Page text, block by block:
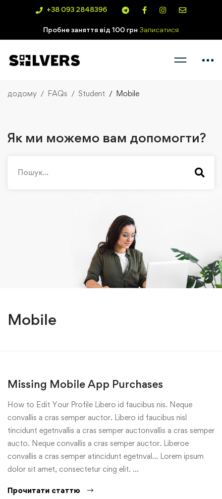
+38 093 2848396
Пробне заняття від 100 грн Записатися
додому FAQs Student Mobile
Як ми можемо вам допомогти?
Mobile
Missing Mobile App Purchases
How to Edit Your Profile Libero id faucibus nis. Neque
convallis a cras semper auctor. Libero id faucibus nisl
tincidunt egetnvallis a cras semper auctonvallis a cras semper
aucto. Neque convallis a cras semper auctor. Liberoe
convallis a cras semper atincidunt egetnval… Lorem ipsum
dolor sit amet, consectetur cing elit. …
Прочитати статтю